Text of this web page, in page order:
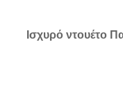
Ισχυρό ντουέτο